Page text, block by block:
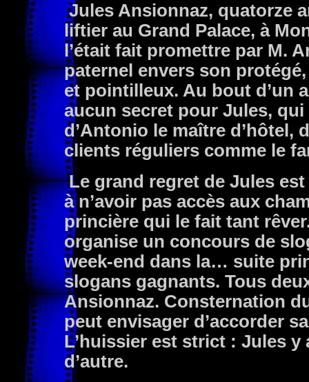
Jules Ansionnaz, quatorze
liftier au Grand Palace, à
l’était fait promettre par M.
paternel envers son
et pointilleux. Au bout d’un
aucun secret pour Jules,
d’Antonio le maître d’hôtel,
clients réguliers comme le
Le grand regret de Jules est
à n’avoir pas accès aux
princière qui le fait tant
organise un concours de
week-end dans la… suite
slogans gagnants. Tous
Ansionnaz. Consternation
peut envisager d’accorder
L’huissier est strict : Jules
d’autre.